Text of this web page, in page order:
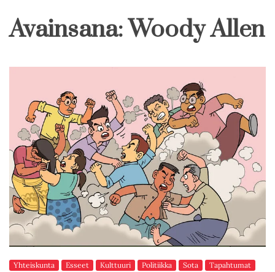
Avainsana:Woody Allen
Yhteiskunta Esseet Kulttuuri Politiikka Sota
Tapahtumat